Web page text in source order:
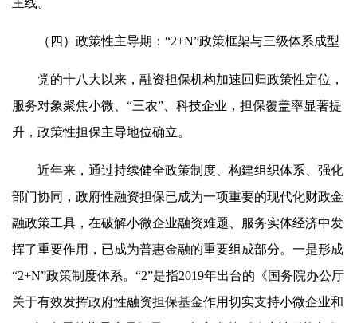
（四）政策性主导期：“2+N”政策框架与三级体系成型
党的十八大以来，融资担保机构加速回归政策性定位，
服务对象聚焦小微、“三农”、科技企业，担保覆盖率显著提
升，政策性担保主导地位确立。
近年来，通过持续健全政策制度、构建组织体系、强化
部门协同，政府性融资担保已成为一项重要的现代化财政金
融政策工具，在破解小微企业融资难题、服务实体经济中发
挥了重要作用，已成为普惠金融的重要组成部分。一是形成
“2+N”政策制度体系。“2”是指2019年出台的《国务院办公厅
关于有效发挥政府性融资担保基金作用切实支持小微企业和